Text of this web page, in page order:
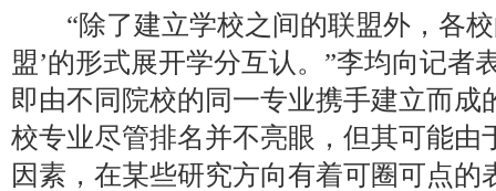
“除了建立学校之间的联盟外，各校
盟’的形式展开学分互认。”李均向记者
即由不同院校的同一专业携手建立而成
校专业尽管排名并不亮眼，但其可能由
因素，在某些研究方向有着可圈可点的